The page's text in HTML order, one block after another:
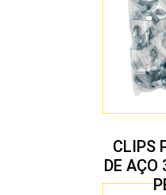
CLIPS
DE AÇO